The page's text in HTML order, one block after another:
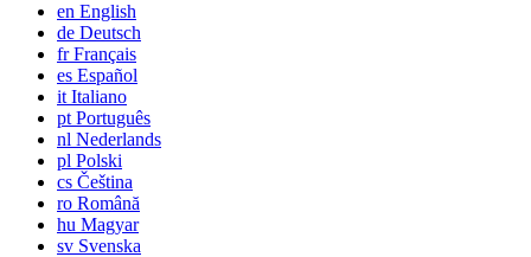
en English
de Deutsch
frFrançais
es Español
it Italiano
pt Português
nl Nederlands
pl Polski
cs Čeština
ro Română
hu Magyar
sv Svenska